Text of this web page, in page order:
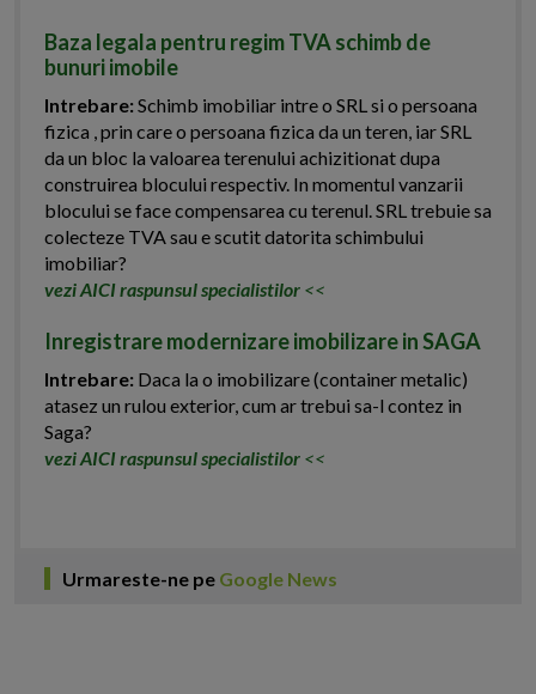
Baza legala pentru regim TVA schimb de
bunuri imobile
Intrebare:Schimb imobiliar intre o SRL si o persoana
fizica , prin care o persoana fizica da un teren, iar SRL
da un bloc la valoarea terenului achizitionat dupa
construirea blocului respectiv. In momentul vanzarii
blocului se face compensarea cu terenul. SRL trebuie sa
colecteze TVA sau e scutit datorita schimbului
imobiliar?
vezi AICI raspunsul specialistilor <<
Inregistrare modernizare imobilizare in SAGA
Intrebare: Daca la o imobilizare (container metalic)
atasez un rulou exterior, cum ar trebui sa-l contez in
Saga?
vezi AICI raspunsul specialistilor <<
Urmareste-ne pe Google News